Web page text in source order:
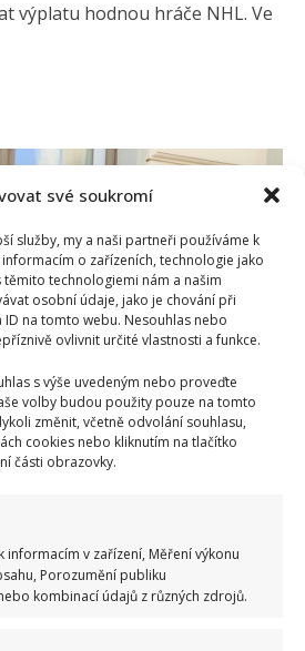
své soukromí
služby, my a naši partneři používáme k
o zařízeních, technologie jako
technologiemi nám a našim
osobní údaje, jako je chování při
na tomto webu. Nesouhlas nebo
ovlivnit určité vlastnosti a funkce.
s výše uvedeným nebo proveďte
volby budou použity pouze na tomto
změnit, včetně odvolání souhlasu,
cookies nebo kliknutím na tlačítko
části obrazovky.
v zařízení, Měření výkonu
Porozumění publiku
kombinací údajů z různých zdrojů.
výplatu hodnou hráče NHL. Ve
video, které pobavilo internet.
musí hlídat
partnera je někdy výzva.